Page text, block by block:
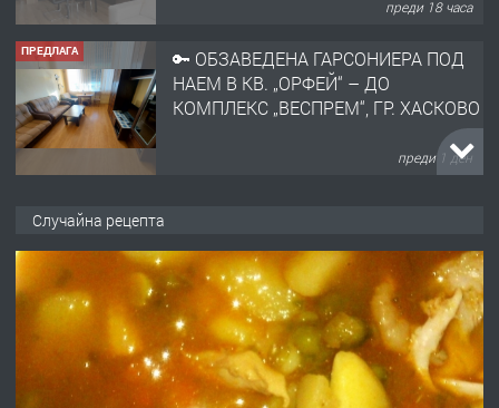
преди 18 часа
ПРЕДЛАГА
🔑 ОБЗАВЕДЕНА ГАРСОНИЕРА ПОД
НАЕМ В КВ. „ОРФЕЙ“ – ДО
КОМПЛЕКС „ВЕСПРЕМ“, ГР. ХАСКОВО
преди 1 ден
АПАРТАМЕНТ В ЦЕНТЪРА НА ГР.
ХАСКОВО
преди 2 дни
Давам гараж под наем
Случайна рецепта